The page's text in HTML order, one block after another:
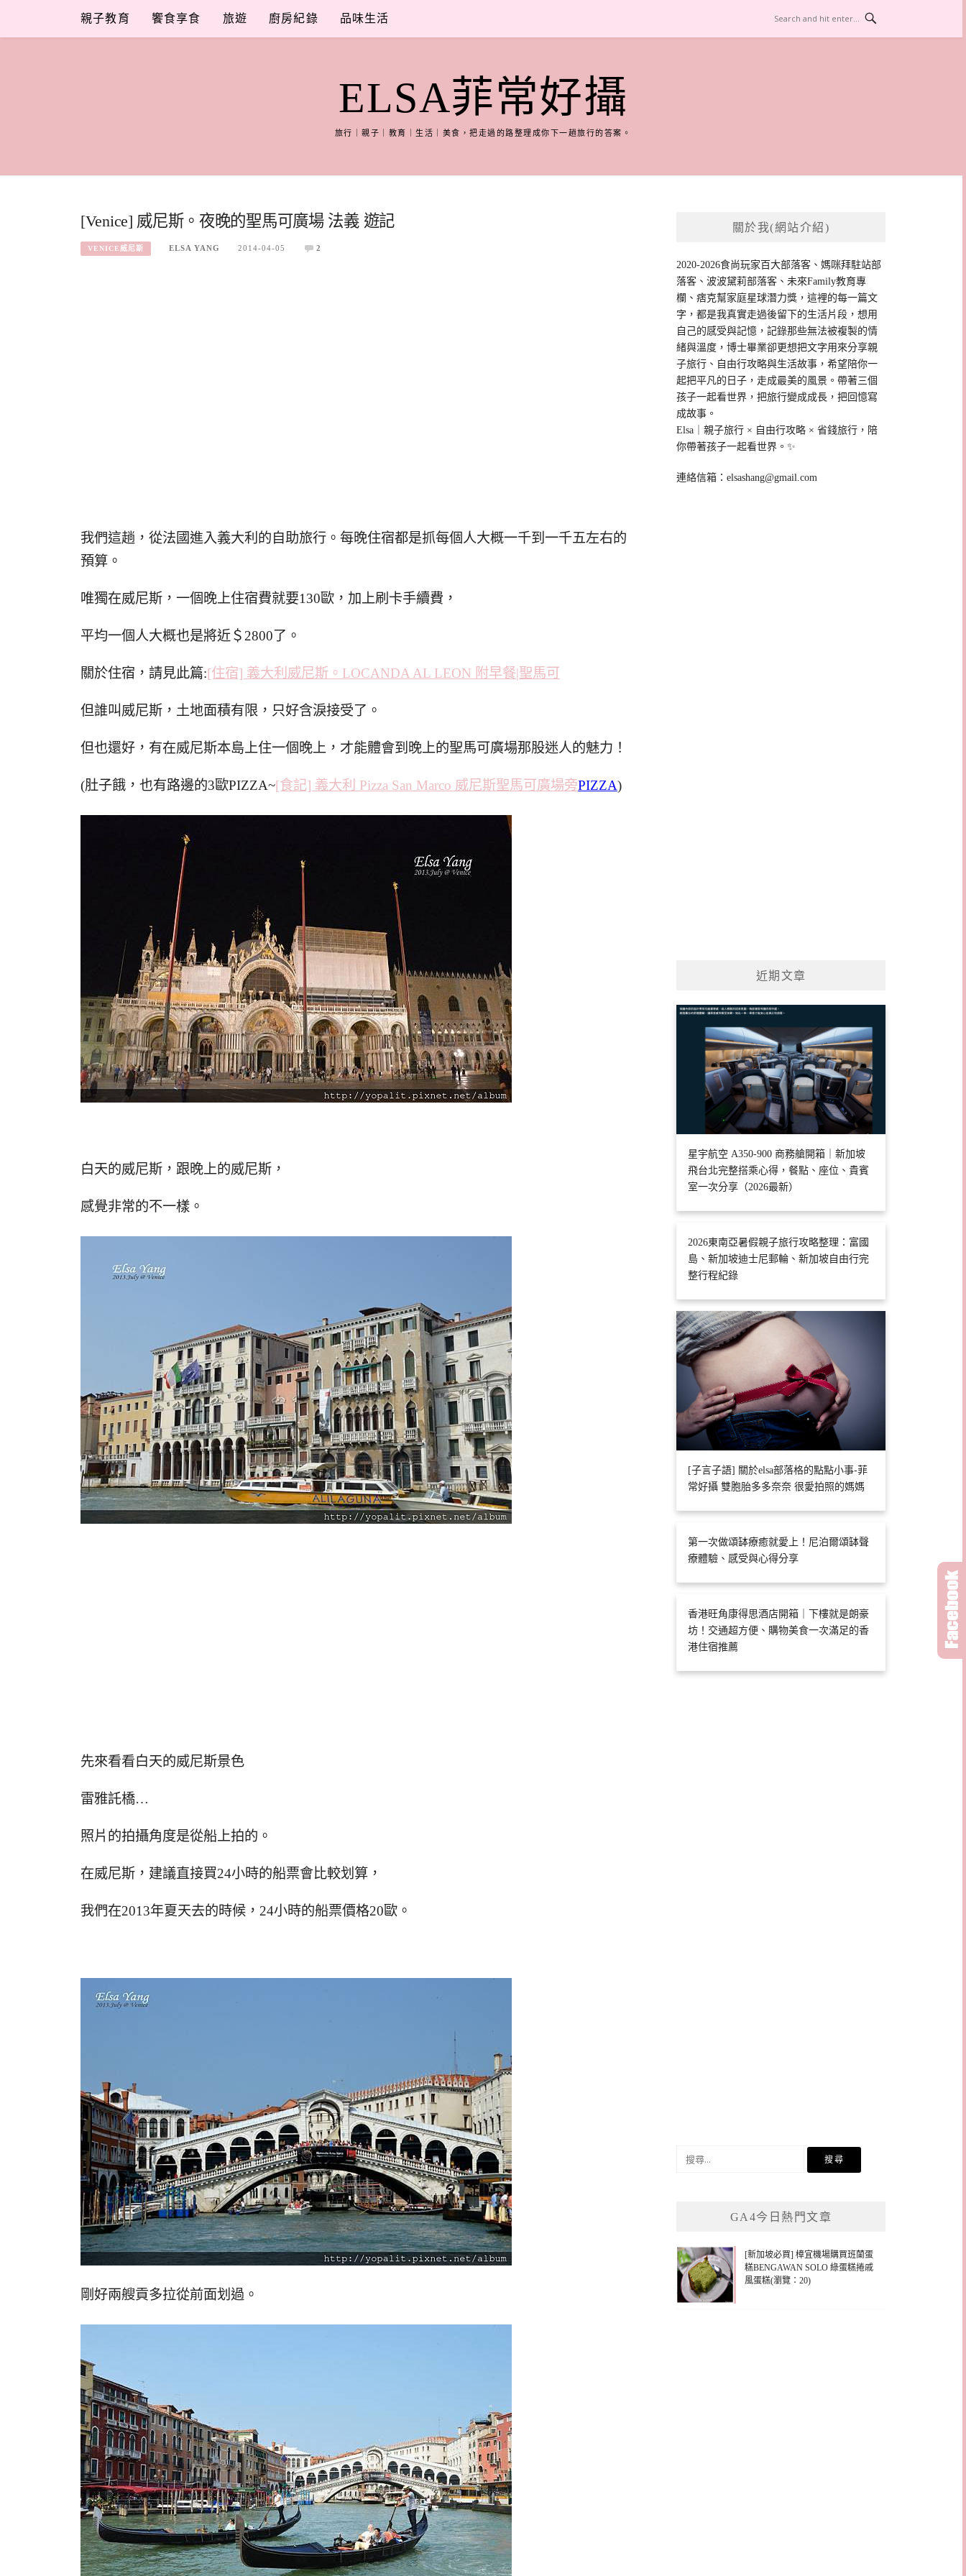
content
親子教育 饗食享食 旅遊 廚房紀錄 品味生活
ELSA菲常好攝
旅行｜親子｜教育｜生活｜美食，把走過的路整理成你下一趟旅行的答案。
[Venice] 威尼斯。夜晚的聖馬可廣場 法義 遊記
VENICE威尼斯 ELSA YANG 2014-04-05 2
我們這趟，從法國進入義大利的自助旅行。每晚住宿都是抓每個人大概一千到一千五左右的
預算。
唯獨在威尼斯，一個晚上住宿費就要130歐，加上刷卡手續費，
平均一個人大概也是將近＄2800了。
關於住宿，請見此篇:[住宿] 義大利威尼斯。LOCANDA AL LEON 附早餐|聖馬可
但誰叫威尼斯，土地面積有限，只好含淚接受了。
但也還好，有在威尼斯本島上住一個晚上，才能體會到晚上的聖馬可廣場那股迷人的魅力！
(肚子餓，也有路邊的3歐PIZZA~[食記] 義大利 Pizza San Marco 威尼斯聖馬可廣場旁PIZZA)
白天的威尼斯，跟晚上的威尼斯，
感覺非常的不一樣。
先來看看白天的威尼斯景色
雷雅託橋…
照片的拍攝角度是從船上拍的。
在威尼斯，建議直接買24小時的船票會比較划算，
我們在2013年夏天去的時候，24小時的船票價格20歐。
剛好兩艘貢多拉從前面划過。
關於我(網站介紹)
2020-2026食尚玩家百大部落客、媽咪拜駐站部
落客、波波黛莉部落客、未來Family教育專
欄、痞克幫家庭星球潛力獎，這裡的每一篇文
字，都是我真實走過後留下的生活片段，想用
自己的感受與記憶，記錄那些無法被複製的情
緒與溫度，博士畢業卻更想把文字用來分享親
子旅行、自由行攻略與生活故事，希望陪你一
起把平凡的日子，走成最美的風景。帶著三個
孩子一起看世界，把旅行變成成長，把回憶寫
成故事。
Elsa｜親子旅行 × 自由行攻略 × 省錢旅行，陪
你帶著孩子一起看世界。✨
連絡信箱：elsashang@gmail.com
近期文章
星宇航空 A350-900 商務艙開箱｜新加坡
飛台北完整搭乘心得，餐點、座位、貴賓
室一次分享（2026最新）
2026東南亞暑假親子旅行攻略整理：富國
島、新加坡迪士尼郵輪、新加坡自由行完
整行程紀錄
[子言子語] 關於elsa部落格的點點小事-菲
常好攝 雙胞胎多多奈奈 很愛拍照的媽媽
第一次做頌缽療癒就愛上！尼泊爾頌缽聲
療體驗、感受與心得分享
香港旺角康得思酒店開箱｜下樓就是朗豪
坊！交通超方便、購物美食一次滿足的香
港住宿推薦
GA4今日熱門文章
[新加坡必買] 樟宜機場購買班蘭蛋
糕BENGAWAN SOLO 綠蛋糕捲戚
風蛋糕(瀏覽：20)